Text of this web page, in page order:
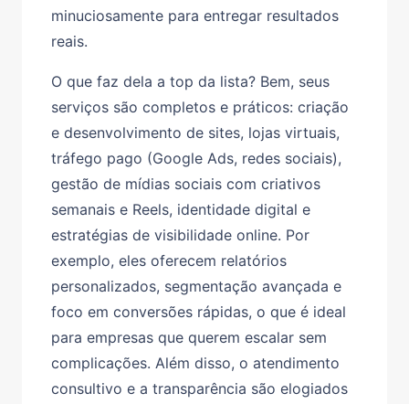
minuciosamente para entregar resultados
reais.
O que faz dela a top da lista? Bem, seus
serviços são completos e práticos: criação
e desenvolvimento de sites, lojas virtuais,
tráfego pago (Google Ads, redes sociais),
gestão de mídias sociais com criativos
semanais e Reels, identidade digital e
estratégias de visibilidade online. Por
exemplo, eles oferecem relatórios
personalizados, segmentação avançada e
foco em conversões rápidas, o que é ideal
para empresas que querem escalar sem
complicações. Além disso, o atendimento
consultivo e a transparência são elogiados